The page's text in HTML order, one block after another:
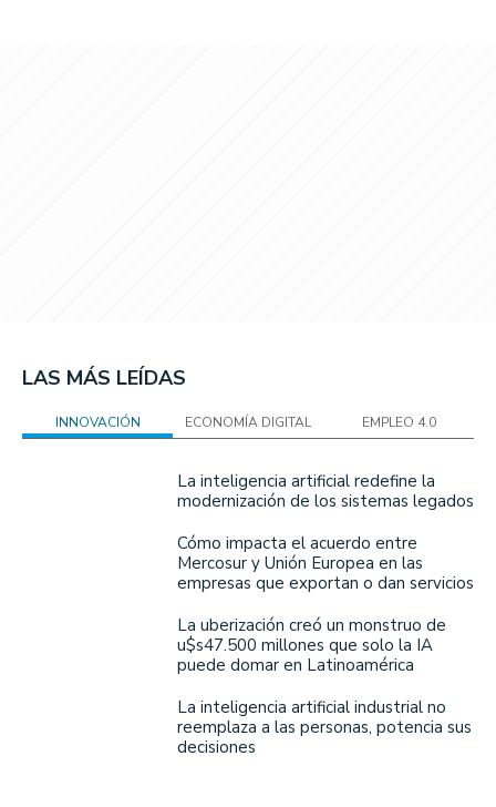
LAS MÁS LEÍDAS
INNOVACIÓN ECONOMÍA DIGITAL EMPLEO 4.0
La inteligencia artificial redefine la
modernización de los sistemas legados
Cómo impacta el acuerdo entre
Mercosur y Unión Europea en las
empresas que exportan o dan servicios
La uberización creó un monstruo de
u$s47.500 millones que solo la IA
puede domar en Latinoamérica
La inteligencia artificial industrial no
reemplaza a las personas, potencia sus
decisiones